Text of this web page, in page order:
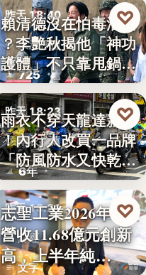
昨天 18:40
政治評論
725
賴清德沒在怕毒油案
？李艷秋揭他「神功
護體」不只靠甩鍋盧
秀…
♡
昨天 18:23
雨衣推薦
6年
雨衣不穿天龍達新牌
！內行人改買一品牌
「防風防水又快乾、
穿…
♡
昨天 18:21
財經
文字
志聖工業2026年7月
營收11.68億元創新
高，上半年純…
♡